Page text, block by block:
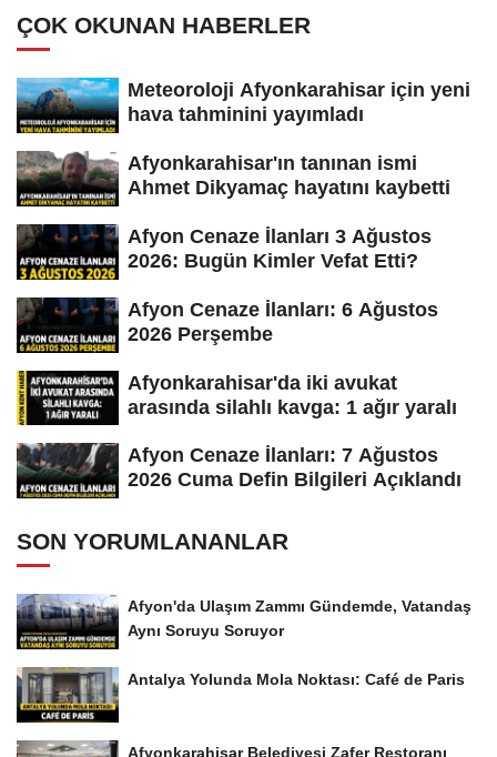
ÇOK OKUNAN HABERLER
Meteoroloji Afyonkarahisar için yeni
hava tahminini yayımladı
Afyonkarahisar'ın tanınan ismi
Ahmet Dikyamaç hayatını kaybetti
Afyon Cenaze İlanları 3 Ağustos
2026: Bugün Kimler Vefat Etti?
Afyon Cenaze İlanları: 6 Ağustos
2026 Perşembe
Afyonkarahisar'da iki avukat
arasında silahlı kavga: 1 ağır yaralı
Afyon Cenaze İlanları: 7 Ağustos
2026 Cuma Defin Bilgileri Açıklandı
SON YORUMLANANLAR
Afyon'da Ulaşım Zammı Gündemde, Vatandaş
Aynı Soruyu Soruyor
Antalya Yolunda Mola Noktası: Café de Paris
Afyonkarahisar Belediyesi Zafer Restoranı